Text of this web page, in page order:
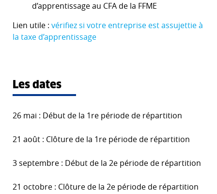
d’apprentissage au CFA de la FFME
Lien utile : vérifiez si votre entreprise est assujettie à
la taxe d’apprentissage
Les dates
26 mai : Début de la 1re période de répartition
21 août : Clôture de la 1re période de répartition
3 septembre : Début de la 2e période de répartition
21 octobre : Clôture de la 2e période de répartition